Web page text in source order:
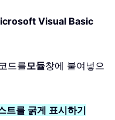
Visual Basic
드를모듈창에 붙여넣으
트를 굵게 표시하기